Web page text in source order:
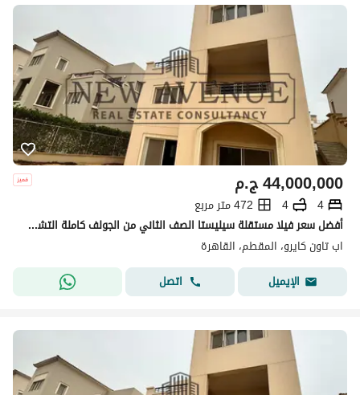
ج.م44,000,000
4
4
472 متر مربع
أفضل سعر فيلا مستقلة سيليستا الصف الثاني من الجولف كاملة التشطيب مع مطبخ مجهز بخزائن، غرف ملابس وتكييف وبدروم للبيع في أبتاون القاهرة
اب تاون كايرو، المقطم، القاهرة
الإيميل
اتصل